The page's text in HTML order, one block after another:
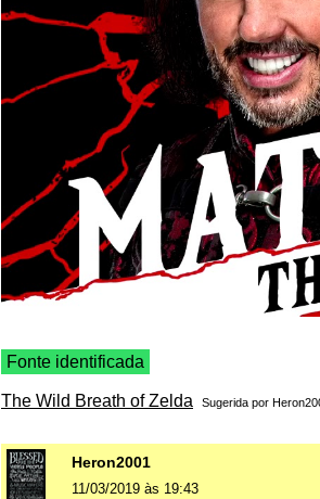
Fonte identificada
The Wild Breath of Zelda Sugerida por
Heron2001
11/03/2019 às 19:43